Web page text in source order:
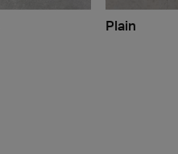
Plain